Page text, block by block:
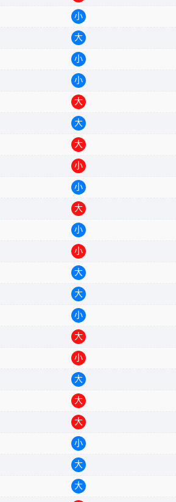
小
大
小
小
大
大
大
小
小
大
小
小
大
大
小
大
小
大
大
大
小
大
大